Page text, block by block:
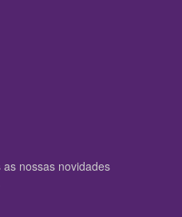
nossas novidades